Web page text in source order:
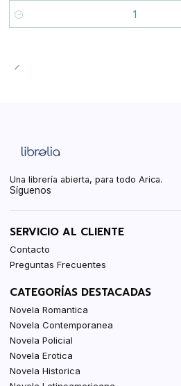
Cantidad
Una librería abierta, para todo Arica.
Síguenos
SERVICIO AL CLIENTE
Contacto
Preguntas Frecuentes
CATEGORÍAS DESTACADAS
Novela Romantica
Novela Contemporanea
Novela Policial
Novela Erotica
Novela Historica